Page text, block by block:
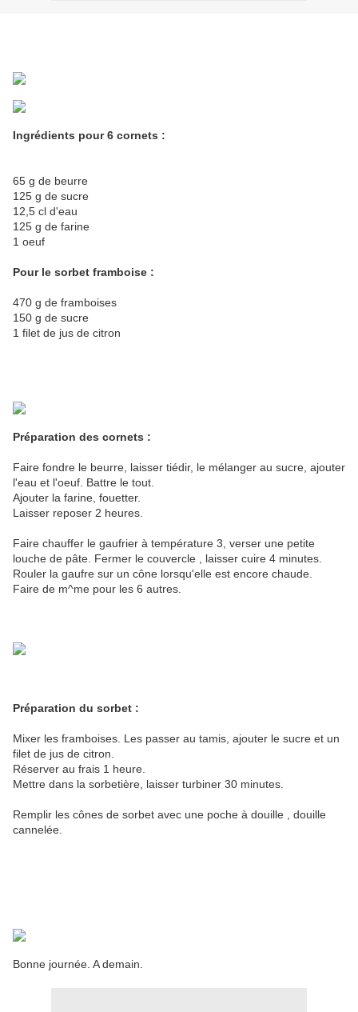
Ingrédients pour 6 cornets :
65 g de beurre
125 g de sucre
12,5 cl d'eau
125 g de farine
1 oeuf
Pour le sorbet framboise :
470 g de framboises
150 g de sucre
1 filet de jus de citron
Préparation des cornets :
Faire fondre le beurre, laisser tiédir, le mélanger au sucre, ajouter
l'eau et l'oeuf. Battre le tout.
Ajouter la farine, fouetter.
Laisser reposer 2 heures.
Faire chauffer le gaufrier à température 3, verser une petite
louche de pâte. Fermer le couvercle , laisser cuire 4 minutes.
Rouler la gaufre sur un cône lorsqu'elle est encore chaude.
Faire de m^me pour les 6 autres.
Préparation du sorbet :
Mixer les framboises. Les passer au tamis, ajouter le sucre et un
filet de jus de citron.
Réserver au frais 1 heure.
Mettre dans la sorbetière, laisser turbiner 30 minutes.
Remplir les cônes de sorbet avec une poche à douille , douille
cannelée.
Bonne journée. A demain.